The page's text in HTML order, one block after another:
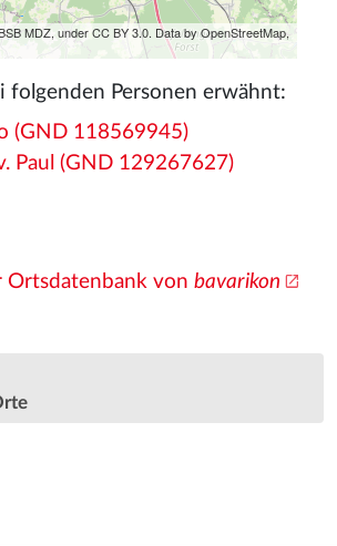
MDZ, under CC BY 3.0. Data by OpenStreetMap,
folgenden Personen erwähnt:
(GND 118569945)
Paul (GND 129267627)
Ortsdatenbank von bavarikon